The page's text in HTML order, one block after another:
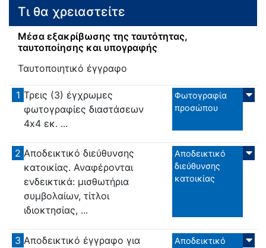
Τι θα χρειαστείτε
Μέσα εξακρίβωσης της ταυτότητας,
ταυτοποίησης και υπογραφής
Ταυτοποιητικό έγγραφο
1 Τρεις (3) έγχρωμες
φωτογραφίες διαστάσεων
4x4 εκ. ...
Φωτογραφία
προσώπου
2 Αποδεικτικό διεύθυνσης
κατοικίας. Αναφέρονται
ενδεικτικά: μισθωτήρια
συμβολαίων, τίτλοι
ιδιοκτησίας, ...
Αποδεικτικό
διεύθυνσης
κατοικίας
3 Αποδεικτικό έγγραφο για
Αποδεικτικό